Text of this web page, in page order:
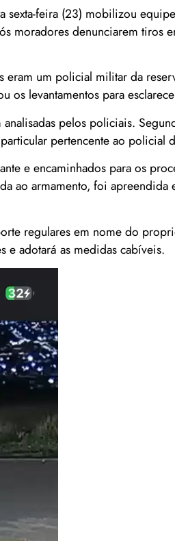
sexta-feira (23) mobilizou
moradores denunciarem tiros
um policial militar da
levantamentos para
pelos policiais.
pertencente ao policial
e encaminhados para os
ao armamento, foi apreendida
regulares em nome do
e adotará as medidas cabíveis.